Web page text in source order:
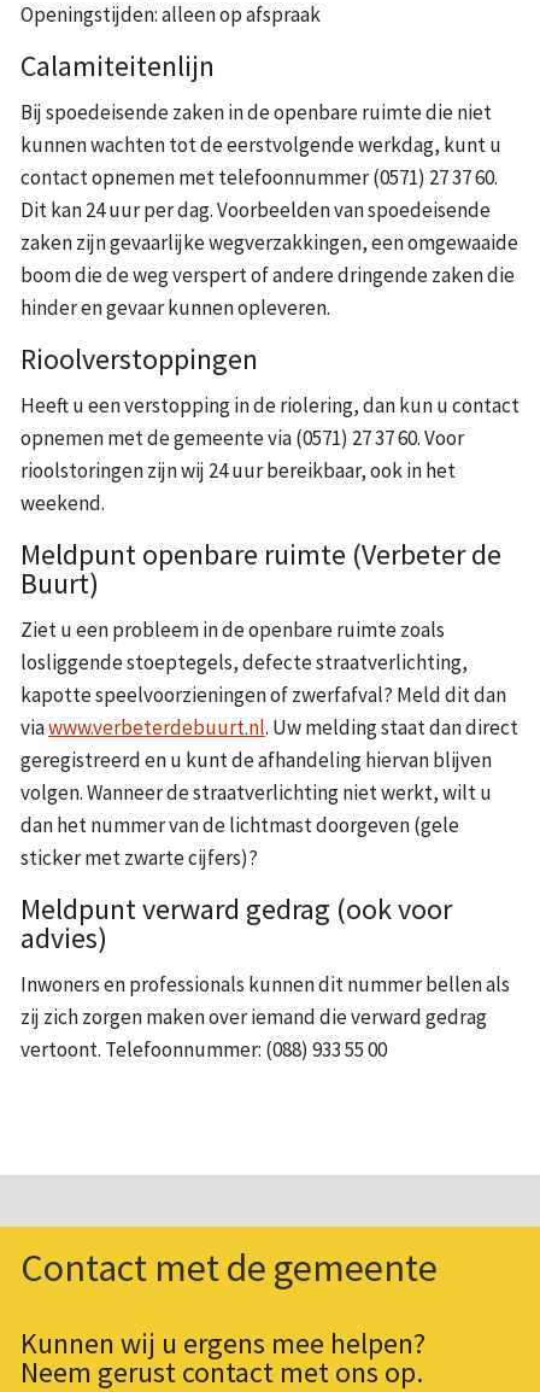
Openingstijden: alleen op afspraak
Calamiteitenlijn
Bij spoedeisende zaken in de openbare ruimte die niet
kunnen wachten tot de eerstvolgende werkdag, kunt u
contact opnemen met telefoonnummer (0571) 27 37 60.
Dit kan 24 uur per dag. Voorbeelden van spoedeisende
zaken zijn gevaarlijke wegverzakkingen, een omgewaaide
boom die de weg verspert of andere dringende zaken die
hinder en gevaar kunnen opleveren.
Rioolverstoppingen
Heeft u een verstopping in de riolering, dan kun u contact
opnemen met de gemeente via (0571) 27 37 60. Voor
rioolstoringen zijn wij 24 uur bereikbaar, ook in het
weekend.
Meldpunt openbare ruimte (Verbeter de
Buurt)
Ziet u een probleem in de openbare ruimte zoals
losliggende stoeptegels, defecte straatverlichting,
kapotte speelvoorzieningen of zwerfafval? Meld dit dan
viawww.verbeterdebuurt.nl. Uw melding staat dan direct
geregistreerd en u kunt de afhandeling hiervan blijven
volgen. Wanneer de straatverlichting niet werkt, wilt u
dan het nummer van de lichtmast doorgeven (gele
sticker met zwarte cijfers)?
Meldpunt verward gedrag (ook voor
advies)
Inwoners en professionals kunnen dit nummer bellen als
zij zich zorgen maken over iemand die verward gedrag
vertoont. Telefoonnummer: (088) 933 55 00
Contact met de gemeente
Kunnen wij u ergens mee helpen?
Neem gerust contact met ons op.